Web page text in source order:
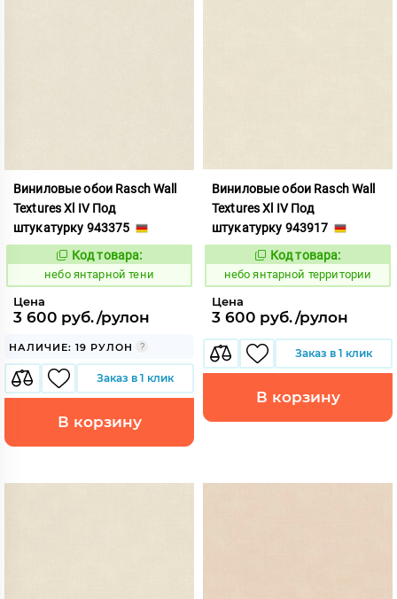
Виниловые обои Rasch Wall
Textures Xl IV Под
штукатурку 943375
1124853
Код товара:
небо янтарной тени
Цена
3 600 руб./рулон
НАЛИЧИЕ: 19 РУЛОН
Заказ в 1 клик
В корзину
Виниловые обои Rasch Wall
Textures Xl IV Под
штукатурку 943917
1124854
Код товара:
небо янтарной территории
Цена
3 600 руб./рулон
Заказ в 1 клик
В корзину